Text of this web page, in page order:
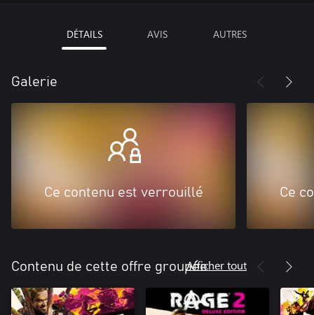
DÉTAILS AVIS AUTRES
Galerie
Ce contenu est verrouillé Ce
Contenu de cette offre groupéeAfficher tout